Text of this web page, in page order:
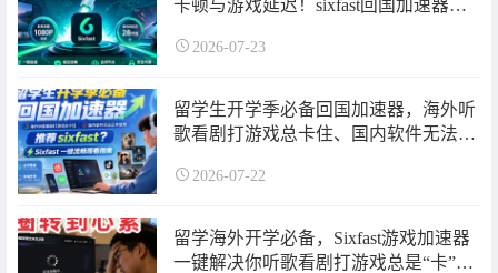
卡顿与游戏延迟！sixfast回国加速器使
2026-07-23
留学生开学季必备回国加速器，海外听
歌看剧打游戏总卡住、国内软件无法登
用指南来了！超长免费加速时长可领
2026-07-22
留学海外开学必备，Sixfast游戏加速器
一键解决你听歌看剧打游戏总是“卡”住